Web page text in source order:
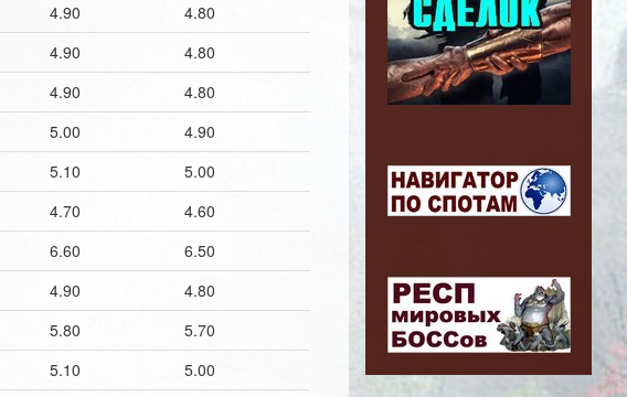
4.90
4.80
4.90
4.80
4.90
4.80
5.00
4.90
5.10
5.00
4.70
4.60
6.60
6.50
4.90
4.80
5.80
5.70
5.10
5.00